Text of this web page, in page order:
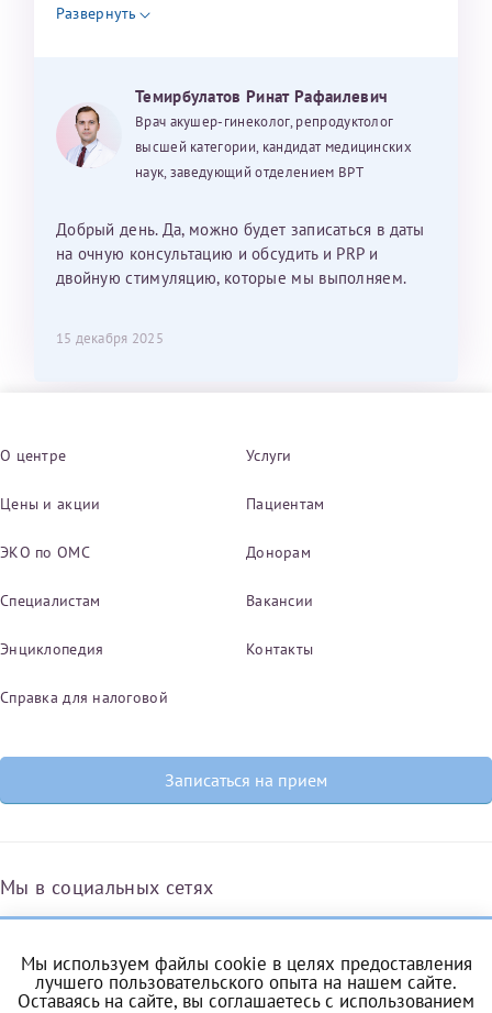
Развернуть
Темирбулатов Ринат Рафаилевич
Врач акушер-гинеколог, репродуктолог
высшей категории, кандидат медицинских
наук, заведующий отделением ВРТ
Добрый день. Да, можно будет записаться в даты
на очную консультацию и обсудить и PRP и
двойную стимуляцию, которые мы выполняем.
15 декабря 2025
О центре Услуги
Цены и акции Пациентам
ЭКО по ОМС Донорам
Специалистам Вакансии
Энциклопедия Контакты
Справка для налоговой
Записаться на прием
Мы в социальных сетях
Вконтакте ОдноклассникиЯндекс.Дзен Telegram Max
Мы используем файлы cookie в целях предоставления
лучшего пользовательского опыта на нашем сайте.
Оставаясь на сайте, вы соглашаетесь с использованием